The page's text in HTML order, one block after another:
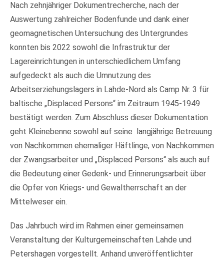
Nach zehnjähriger Dokumentrecherche, nach der
Auswertung zahlreicher Bodenfunde und dank einer
geomagnetischen Untersuchung des Untergrundes
konnten bis 2022 sowohl die Infrastruktur der
Lagereinrichtungen in unterschiedlichem Umfang
aufgedeckt als auch die Umnutzung des
Arbeitserziehungslagers in Lahde-Nord als Camp Nr. 3 für
baltische „Displaced Persons“ im Zeitraum 1945-1949
bestätigt werden. Zum Abschluss dieser Dokumentation
geht Kleinebenne sowohl auf seine langjährige Betreuung
von Nachkommen ehemaliger Häftlinge, von Nachkommen
der Zwangsarbeiter und „Displaced Persons“ als auch auf
die Bedeutung einer Gedenk- und Erinnerungsarbeit über
die Opfer von Kriegs- und Gewaltherrschaft an der
Mittelweser ein.
Das Jahrbuch wird im Rahmen einer gemeinsamen
Veranstaltung der Kulturgemeinschaften Lahde und
Petershagen vorgestellt. Anhand unveröffentlichter